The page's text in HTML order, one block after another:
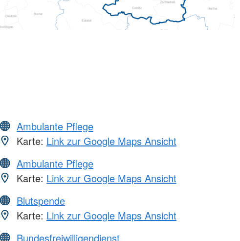
Ambulante Pflege
Karte: Link zur Google Maps Ansicht
Ambulante Pflege
Karte: Link zur Google Maps Ansicht
Blutspende
Karte: Link zur Google Maps Ansicht
Bundesfreiwilligendienst